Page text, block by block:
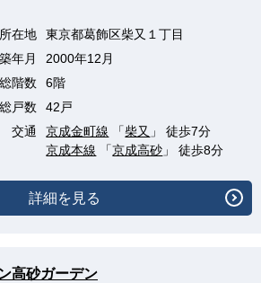
所在地
東京都葛飾区柴又１丁目
築年月
2000年12月
総階数
6階
総戸数
42戸
交通
京成金町線 「柴又 」 徒歩7分
京成本線 「京成高砂 」 徒歩8分
詳細を見る
高砂ガーデン